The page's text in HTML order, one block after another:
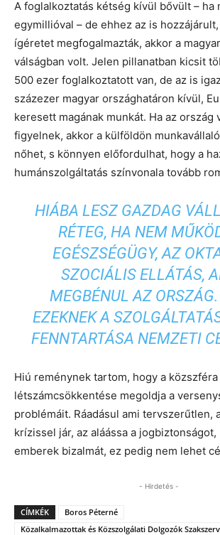
A foglalkoztatás kétség kívül bővült – ha
egymillióval – de ehhez az is
ígéretet megfogalmazták, akkor a
válságban volt. Jelen pillanatban kicsit
500 ezer foglalkoztatott van, de az is
százezer magyar országhatáron kívül,
keresett magának munkát. Ha az ország
figyelnek, akkor a külföldön
nőhet, s könnyen előfordulhat, hogy a
humánszolgáltatás színvonala tovább
HIÁBA LESZ GAZDAG
RÉTEG, HA NEM
EGÉSZSÉGÜGY, AZ
SZOCIÁLIS ELLÁTÁS,
MEGBÉNUL AZ
EZEKNEK A
FENNTARTÁSA NEMZETI
Hiú reménynek tartom, hogy a közszféra
létszámcsökkentése megoldja a
problémáit. Ráadásul ami tervszerűtlen,
krízissel jár, az aláássa a
emberek bizalmát, ez pedig nem lehet
- Hirdetés -
CÍMKÉK
Boros Péterné
Közalkalmazottak és Közszolgálati Dolgozók